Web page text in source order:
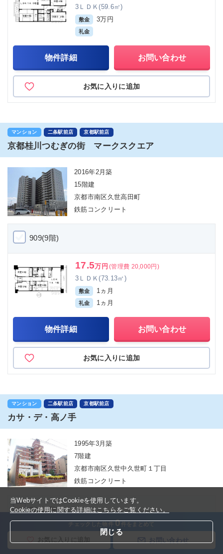
チェックした物件 0件をまとめて
3ＬＤＫ(59.6㎡)
敷金 3万円
礼金
物件詳細 お問い合わせ
お気に入りに追加
マンション 二条駅前店 京都駅前店
京都桂川つむぎの街 マークスクエア
2016年2月築
15階建
京都市南区久世高田町
鉄筋コンクリート
909(9階)
17.5万円 (管理費 20,000円)
3ＬＤＫ(73.13㎡)
敷金 1ヵ月
礼金 1ヵ月
物件詳細 お問い合わせ
お気に入りに追加
マンション 二条駅前店 京都駅前店
カサ・デ・高ノ手
1995年3月築
7階建
京都市南区久世中久世町１丁目
鉄筋コンクリート
701(7階)
(管理費 10,000円)
3ＬＤＫ(70.2㎡)
当WebサイトではCookieを使用しています。
Cookieの使用に関する詳細はこちらをご覧ください。
閉じる